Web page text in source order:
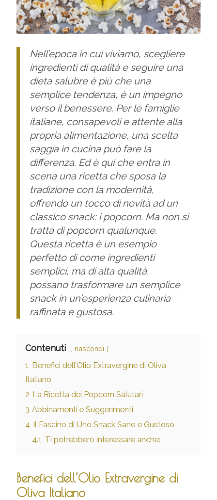
Nell’epoca in cui viviamo, scegliere
ingredienti di qualità e seguire una
dieta salubre è più che una
semplice tendenza, è un impegno
verso il benessere. Per le famiglie
italiane, consapevoli e attente alla
propria alimentazione, una scelta
saggia in cucina può fare la
differenza. Ed è qui che entra in
scena una ricetta che sposa la
tradizione con la modernità,
offrendo un tocco di novità ad un
classico snack: i popcorn. Ma non si
tratta di popcorn qualunque.
Questa ricetta è un esempio
perfetto di come ingredienti
semplici, ma di alta qualità,
possano trasformare un semplice
snack in un’esperienza culinaria
raffinata e gustosa.
Contenuti nascondi
1 Benefici dell’Olio Extravergine di Oliva
Italiano
2 La Ricetta dei Popcorn Salutari
3 Abbinamenti e Suggerimenti
4 Il Fascino di Uno Snack Sano e Gustoso
4.1 Ti potrebbero interessare anche:
Benefici dell’Olio Extravergine di
Oliva Italiano